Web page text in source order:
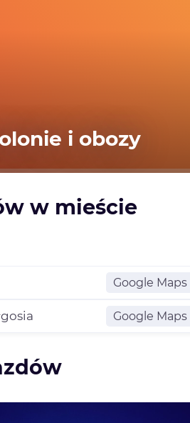
i obozy
w mieście
Google Maps
Google Maps